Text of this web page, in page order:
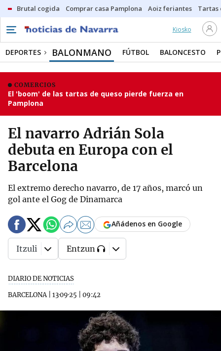
Brutal cogida Comprar casa Pamplona Aoiz feriantes Tartas
Kiosko
DEPORTES BALONMANO FÚTBOL BALONCESTO
COMERCIOS
El 'boom' de las tartas de queso pierde fuerza en
Pamplona
El navarro Adrián Sola
debuta en Europa con el
Barcelona
El extremo derecho navarro, de 17 años, marcó un
gol ante el Gog de Dinamarca
DIARIO DE NOTICIAS
BARCELONA| 13·09·25 09:42
Añádenos en Google
Itzuli Entzun